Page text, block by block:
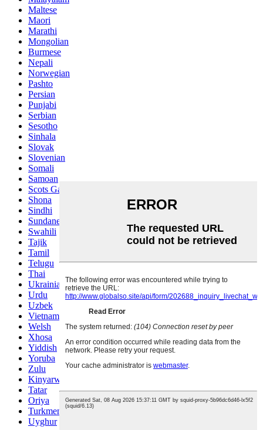
Maltese
Maori
Marathi
Mongolian
Burmese
Nepali
Norwegian
Pashto
Persian
Punjabi
Serbian
Sesotho
Sinhala
Slovak
Slovenian
Somali
Samoan
Scots Gaelic
Shona
Sindhi
Sundanese
Swahili
Tajik
Tamil
Telugu
Thai
Ukrainian
Urdu
Uzbek
Vietnamese
Welsh
Xhosa
Yiddish
Yoruba
Zulu
Kinyarwanda
Tatar
Oriya
Turkmen
Uyghur